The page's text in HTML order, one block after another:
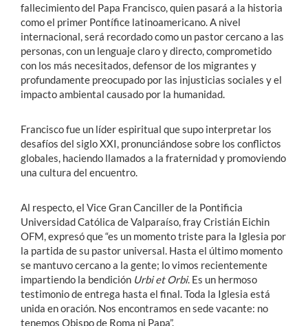
fallecimiento del Papa Francisco, quien pasará a la historia
como el primer Pontífice latinoamericano. A nivel
internacional, será recordado como un pastor cercano a las
personas, con un lenguaje claro y directo, comprometido
con los más necesitados, defensor de los migrantes y
profundamente preocupado por las injusticias sociales y el
impacto ambiental causado por la humanidad.
Francisco fue un líder espiritual que supo interpretar los
desafíos del siglo XXI, pronunciándose sobre los conflictos
globales, haciendo llamados a la fraternidad y promoviendo
una cultura del encuentro.
Al respecto, el Vice Gran Canciller de la Pontificia
Universidad Católica de Valparaíso, fray Cristián Eichin
OFM, expresó que “es un momento triste para la Iglesia por
la partida de su pastor universal. Hasta el último momento
se mantuvo cercano a la gente; lo vimos recientemente
impartiendo la bendición Urbi et Orbi. Es un hermoso
testimonio de entrega hasta el final. Toda la Iglesia está
unida en oración. Nos encontramos en sede vacante: no
tenemos Obispo de Roma ni Papa”.